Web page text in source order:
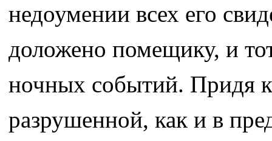
недоумении всех его
доложено помещику, и
ночных событий. Придя
разрушенной, как и в